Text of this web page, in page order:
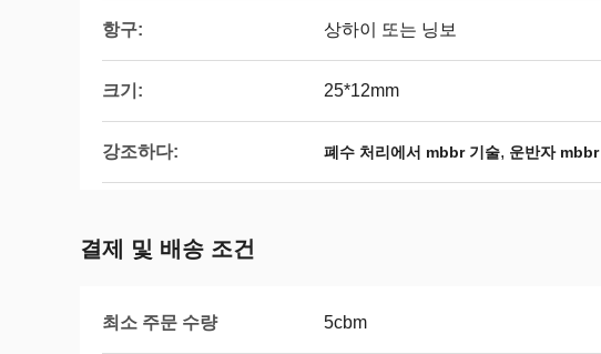
항구: 상하이 또는 닝보
크기: 25*12mm
강조하다: 폐수 처리에서 mbbr 기술, 운반자 mbbr
결제 및 배송 조건
최소 주문 수량 5cbm